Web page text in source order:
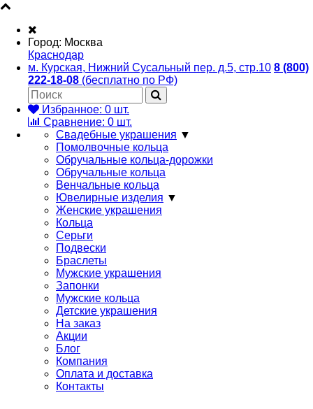
Город: Москва
Краснодар
м. Курская, Нижний Сусальный пер. д.5, стр.10 8 (800)
222-18-08 (бесплатно по РФ)
Избранное: 0 шт.
Сравнение: 0 шт.
Свадебные украшения ▼
Помолвочные кольца
Обручальные кольца-дорожки
Обручальные кольца
Венчальные кольца
Ювелирные изделия ▼
Женские украшения
Кольца
Серьги
Подвески
Браслеты
Мужские украшения
Запонки
Мужские кольца
Детские украшения
На заказ
Акции
Блог
Компания
Оплата и доставка
Контакты